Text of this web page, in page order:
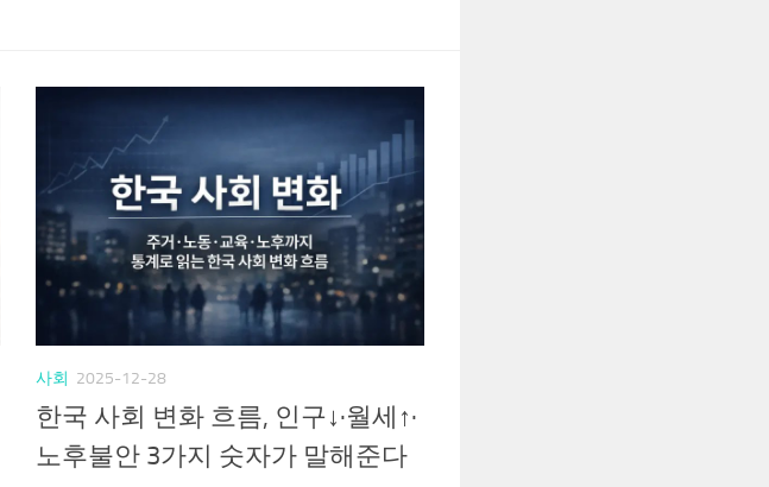
사회 2025-12-28
한국 사회 변화 흐름, 인구↓·월세↑·
노후불안 3가지 숫자가 말해준다